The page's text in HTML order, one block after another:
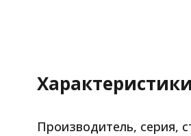
Характеристики
Производитель, серия,